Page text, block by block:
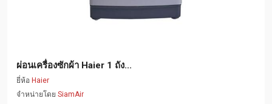
ผ่อนเครื่องซักผ้า Haier 1 ถัง...
ยี่ห้อ Haier
จำหน่ายโดย SiamAir